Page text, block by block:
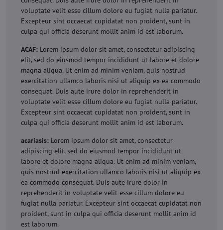
voluptate velit esse cillum dolore eu fugiat nulla pariatur.
Excepteur sint occaecat cupidatat non proident, sunt in
culpa qui officia deserunt mollit anim id est laborum.
ACAF: Lorem ipsum dolor sit amet, consectetur adipiscing
elit, sed do eiusmod tempor incididunt ut labore et dolore
magna aliqua. Ut enim ad minim veniam, quis nostrud
exercitation ullamco laboris nisi ut aliquip ex ea commodo
consequat. Duis aute irure dolor in reprehenderit in
voluptate velit esse cillum dolore eu fugiat nulla pariatur.
Excepteur sint occaecat cupidatat non proident, sunt in
culpa qui officia deserunt mollit anim id est laborum.
acariasis: Lorem ipsum dolor sit amet, consectetur
adipiscing elit, sed do eiusmod tempor incididunt ut
labore et dolore magna aliqua. Ut enim ad minim veniam,
quis nostrud exercitation ullamco laboris nisi ut aliquip ex
ea commodo consequat. Duis aute irure dolor in
reprehenderit in voluptate velit esse cillum dolore eu
fugiat nulla pariatur. Excepteur sint occaecat cupidatat non
proident, sunt in culpa qui officia deserunt mollit anim id
est laborum.